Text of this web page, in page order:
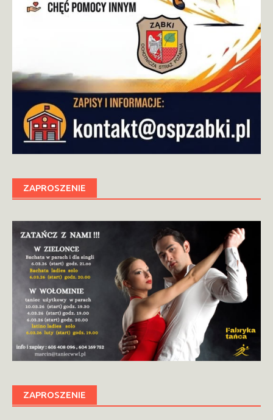
ZAPROSZENIE
ZAPROSZENIE